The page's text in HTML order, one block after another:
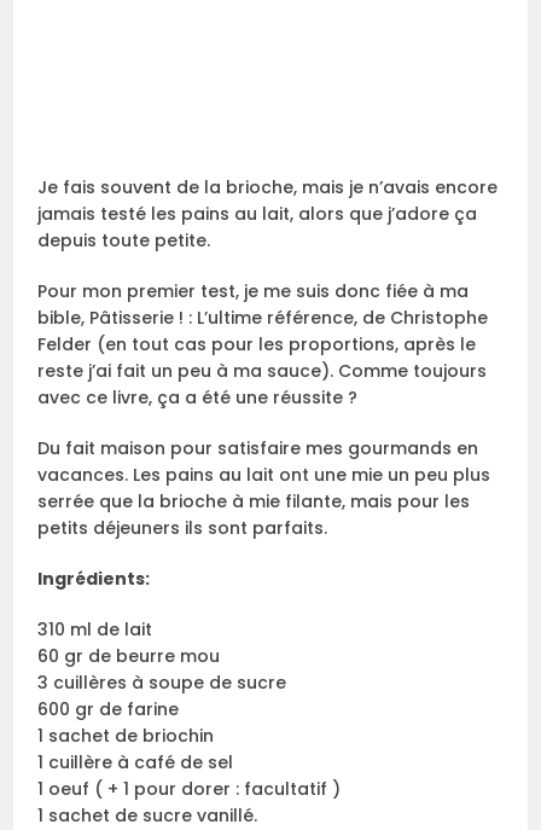
Je fais souvent de la brioche, mais je n’avais encore
jamais testé les pains au lait, alors que j’adore ça
depuis toute petite.
Pour mon premier test, je me suis donc fiée à ma
bible, Pâtisserie ! : L’ultime référence, de Christophe
Felder (en tout cas pour les proportions, après le
reste j’ai fait un peu à ma sauce). Comme toujours
avec ce livre, ça a été une réussite ?
Du fait maison pour satisfaire mes gourmands en
vacances. Les pains au lait ont une mie un peu plus
serrée que la brioche à mie filante, mais pour les
petits déjeuners ils sont parfaits.
Ingrédients:
310 ml de lait
60 gr de beurre mou
3 cuillères à soupe de sucre
600 gr de farine
1 sachet de briochin
1 cuillère à café de sel
1 oeuf ( + 1 pour dorer : facultatif )
1 sachet de sucre vanillé.